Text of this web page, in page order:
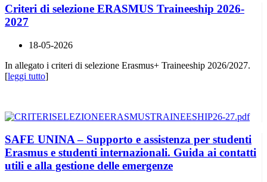
Criteri di selezione ERASMUS Traineeship 2026-
2027
18-05-2026
In allegato i criteri di selezione Erasmus+ Traineeship 2026/2027.
[leggi tutto]
SAFE UNINA – Supporto e assistenza per studenti
Erasmus e studenti internazionali. Guida ai contatti
utili e alla gestione delle emergenze